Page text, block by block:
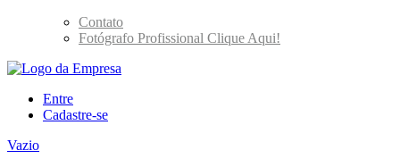
Contato
Fotógrafo Profissional Clique Aqui!
Entre
Cadastre-se
Vazio